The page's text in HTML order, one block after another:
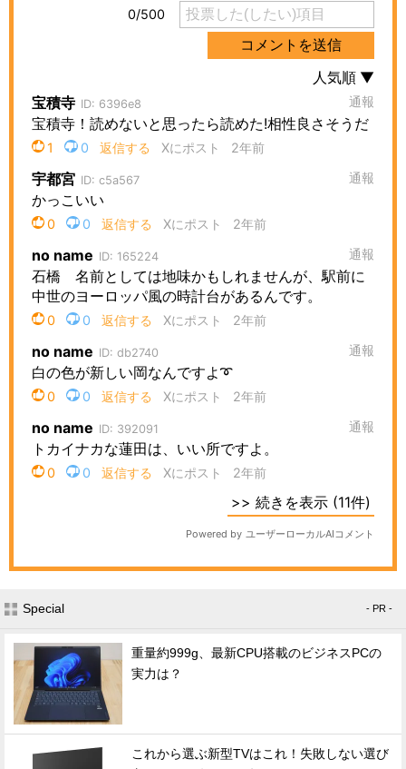
Special - PR -
重量約999g、最新CPU搭載のビジネスPCの
実力は？
これから選ぶ新型TVはこれ！失敗しない選び